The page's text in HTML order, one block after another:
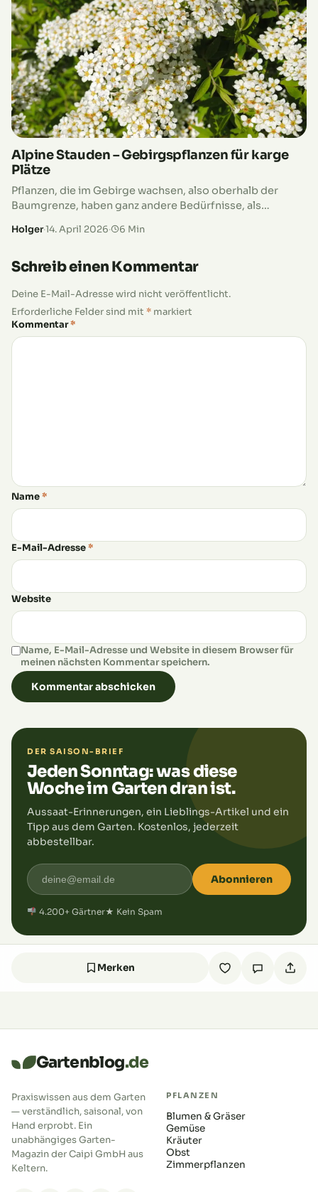
Alpine Stauden – Gebirgspflanzen für karge
Plätze
Pflanzen, die im Gebirge wachsen, also oberhalb der
Baumgrenze, haben ganz andere Bedürfnisse, als
bedeutet aber nicht, dass sie bei…
Holger·14. April 2026· 6 Min
Schreib einen Kommentar
Deine E-Mail-Adresse wird nicht veröffentlicht.
Erforderliche Felder sind mit * markiert
Kommentar*
Name*
E-Mail-Adresse*
Website
Name, E-Mail-Adresse und Website in diesem Browser für
meinen nächsten Kommentar speichern.
DER SAISON-BRIEF
Jeden Sonntag: was diese
Woche im Garten dran ist.
Aussaat-Erinnerungen, ein Lieblings-Artikel und ein
Tipp aus dem Garten. Kostenlos, jederzeit
abbestellbar.
Abonnieren
4.200+ Gärtner★ Kein Spam
Merken
Gartenblog.de
Praxiswissen aus dem Garten
— verständlich, saisonal, von
Hand erprobt. Ein
unabhängiges Garten-
Magazin der Caipi GmbH aus
Keltern.
PFLANZEN
Blumen & Gräser
Gemüse
Kräuter
Obst
Zimmerpflanzen